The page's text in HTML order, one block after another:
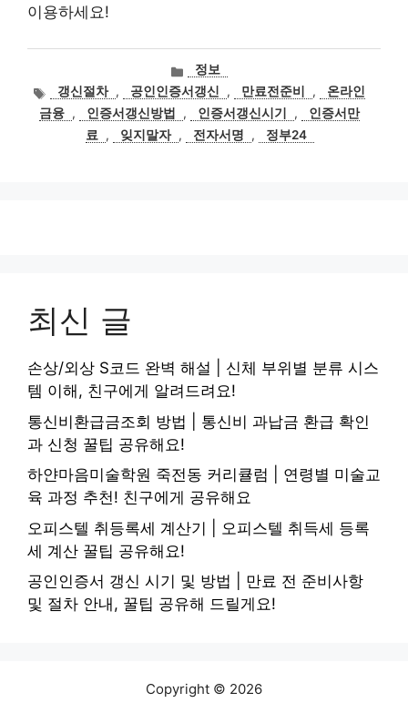
이용하세요!
카
테
고
리
정보
태
그
갱신절차 , 공인인증서갱신 , 만료전준비 ,
온라인
금융 , 인증서갱신방법 , 인증서갱신시기 ,
인증서만
료
, 잊지말자 , 전자서명 , 정부24
최신 글
손상/외상 S코드 완벽 해설 | 신체 부위별 분류 시스
템 이해, 친구에게 알려드려요!
통신비환급금조회 방법 | 통신비 과납금 환급 확인
과 신청 꿀팁 공유해요!
하얀마음미술학원 죽전동 커리큘럼 | 연령별 미술교
육 과정 추천! 친구에게 공유해요
오피스텔 취등록세 계산기 | 오피스텔 취득세 등록
세 계산 꿀팁 공유해요!
공인인증서 갱신 시기 및 방법 | 만료 전 준비사항
및 절차 안내, 꿀팁 공유해 드릴게요!
Copyright © 2026